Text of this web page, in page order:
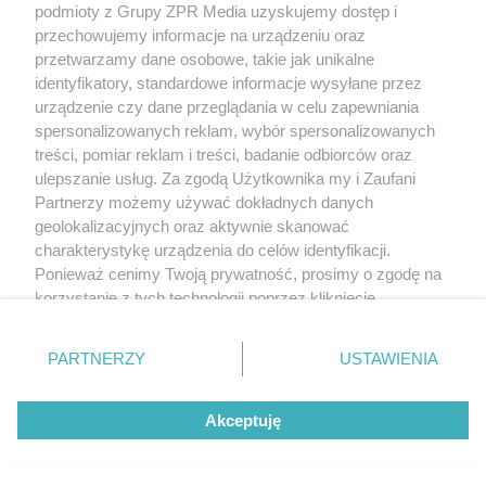
rozpowszechniany lub dalej rozpowszechniany w jakikolwiek sposób
(w tym także elektroniczny lub mechaniczny) na jakimkolwiek polu
eksploatacji w jakiejkolwiek formie, włącznie z umieszczaniem w
Internecie bez pisemnej zgody właściciela praw. Jakiekolwiek użycie
lub wykorzystanie utworów w całości lub w części z naruszeniem
prawa, tzn. bez właściwej zgody, jest zabronione pod groźbą kary i
może być ścigane prawnie.
O nas
podmioty z Grupy ZPR Media uzyskujemy dostęp i
przechowujemy informacje na urządzeniu oraz
przetwarzamy dane osobowe, takie jak unikalne
identyfikatory, standardowe informacje wysyłane przez
urządzenie czy dane przeglądania w celu zapewniania
spersonalizowanych reklam, wybór spersonalizowanych
treści, pomiar reklam i treści, badanie odbiorców oraz
ulepszanie usług. Za zgodą Użytkownika my i Zaufani
Partnerzy możemy używać dokładnych danych
geolokalizacyjnych oraz aktywnie skanować
charakterystykę urządzenia do celów identyfikacji.
Ponieważ cenimy Twoją prywatność, prosimy o zgodę na
korzystanie z tych technologii poprzez kliknięcie
zmienić/wycofać klikając przycisk ustawień prywatności
znajdujący się w lewym dolnym rogu strony
rodzaje przetwarzania danych nie wymagają zgody
użytkownika, ale masz prawo sprzeciwić się takiemu
przetwarzaniu. Preferencje będą miały zastosowanie tylko
PARTNERZY USTAWIENIA
Akceptuję